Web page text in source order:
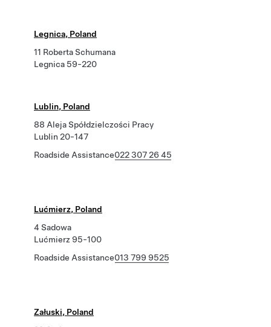
Legnica, Poland
11 Roberta Schumana
Legnica 59-220
Lublin, Poland
88 Aleja Spółdzielczości Pracy
Lublin 20-147
Roadside Assistance022 307 26 45
Lućmierz, Poland
4 Sadowa
Lućmierz 95-100
Roadside Assistance013 799 9525
Załuski, Poland